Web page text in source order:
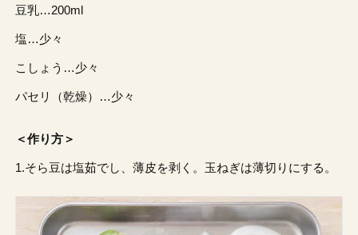
豆乳…200ml
塩…少々
こしょう…少々
パセリ（乾燥）…少々
＜作り方＞
1.そら豆は塩茹でし、薄皮を剥く。玉ねぎは薄切りにする。